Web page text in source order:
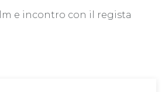
e incontro con il regista